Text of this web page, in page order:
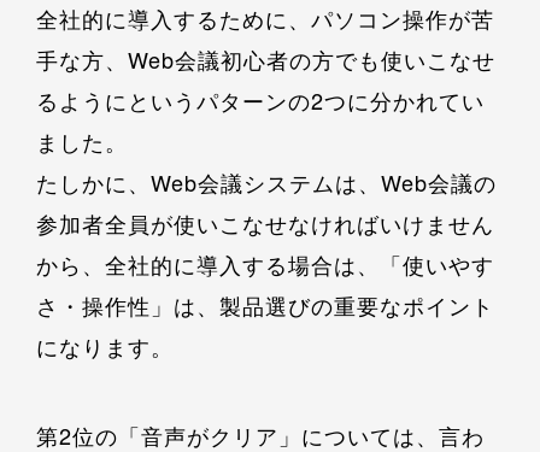
全社的に導入するために、パソコン操作が苦
手な方、Web会議初心者の方でも使いこなせ
るようにというパターンの2つに分かれてい
ました。
たしかに、Web会議システムは、Web会議の
参加者全員が使いこなせなければいけません
から、全社的に導入する場合は、「使いやす
さ・操作性」は、製品選びの重要なポイント
になります。
第2位の「音声がクリア」については、言わ